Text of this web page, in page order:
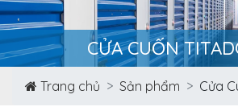
CỬA CUỐN
Trang chủ Sản phẩm Cửa